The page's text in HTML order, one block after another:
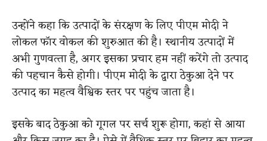
उन्‍होंने कहा कि उत्‍पादों के संरक्षण के लिए पीएम मोदी ने
लोकल फॉर वोकल की शुरुआत की है। स्‍थानीय उत्‍पादों में
अभी गुणवत्‍ता है, अगर इसका प्रचार हम नहीं करेंगे तो उत्‍पाद
की पहचान कैसे होगी। पीएम मोदी के द्वारा ठेकुआ देने पर
उत्‍पाद का महत्‍व वैश्विक स्‍तर पर पहुंच जाता है।
इसके बाद ठेकुआ को गूगल पर सर्च शुरू होगा, कहां से आया